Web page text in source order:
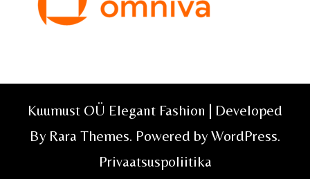
Kuumust OÜ Elegant Fashion | Developed
By Rara Themes. Powered by WordPress.
Privaatsuspoliitika